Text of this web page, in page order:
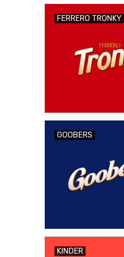
FERRERO TRONKY
GOOBERS
KINDER